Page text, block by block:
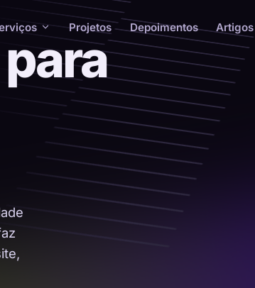
Projetos Depoimentos Artigos